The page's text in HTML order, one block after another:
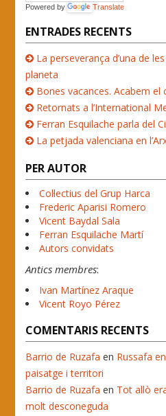
Powered by Translate
ENTRADES RECENTS
La perseverança d’una de
planeta
Bones vacances. Acabem el
Retornats a l’International
Ferran Esquilache parla del
La petjada valenciana en
PER AUTOR
Col·lectius del Grup Harca
Frederic Aparisi Romero
Vicent Baydal Sala
Ferran Esquilache Martí
Autors convidats
Antics membres:
Ivan Martínez Araque
Vicent Royo Pérez
COMENTARIS RECENTS
Barrio de Ruzafa en Russafa
paisatge i territori
Barrio de Ruzafa en Tot allò
molt desconeguda